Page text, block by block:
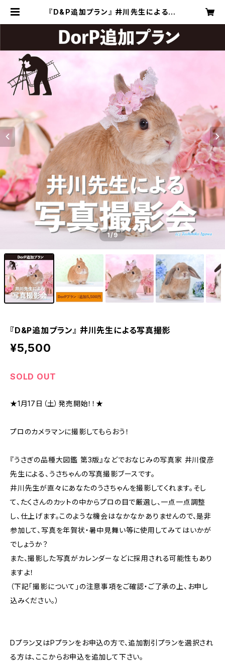
『D&P追加プラン』 井川先生による写
サイト
1/9
『D&P追加プラン』 井川先生による写真撮影
¥5,500
SOLD OUT
★1月17日（土）発売開始！！★
プロのカメラマンに撮影してもらおう！
『うさぎの品種大図鑑 第3版』などでおなじみの写真家 井川俊彦
先生による、うさちゃんの写真撮影ブースです。
井川先生が直々にあなたのうさちゃんを撮影してくれます。そし
て、たくさんのカットの中からプロの目で厳選し、一点一点調整
し、仕上げます。このような機会はなかなかありませんので、是非
参加して、写真を年賀状・暑中見舞い等に使用してみてはいかが
でしょうか？
また、撮影した写真がカレンダーなどに採用される可能性もあり
ますよ！
（下記「撮影について」の注意事項をご確認・ご了承の上、お申し
込みください。）
Dプラン又はPプランをお申込の方で、追加割引プランを選択され
る方は、ここからお申込を追加して下さい。